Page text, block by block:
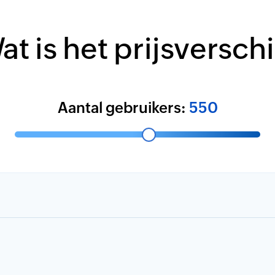
is het
Aantal gebruikers: 550